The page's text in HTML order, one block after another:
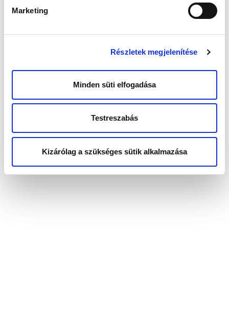
Marketing
Részletek megjelenítése
Minden süti elfogadása
Testreszabás
Kizárólag a szükséges sütik alkalmazása
EGER
2022. OKTÓBER 8. – ÉRSEKKERT